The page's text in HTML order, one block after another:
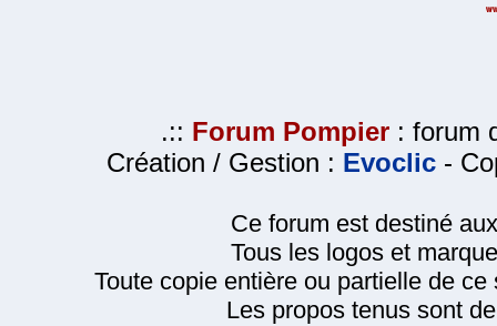
.:: Forum Pompier : forum
Création / Gestion : Evoclic -
Ce forum est destiné
Tous les logos et
Toute copie entière ou partielle de
Les propos tenus sont